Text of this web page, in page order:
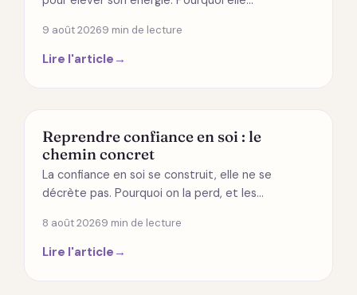
9 août 20269 min de lecture
Lire l'article →
DÉVELOPPEMENT PERSONNEL
Reprendre confiance en soi : le
chemin concret
La confiance en soi se construit, elle ne se
décrète pas. Pourquoi on la perd, et les…
8 août 20269 min de lecture
Lire l'article →